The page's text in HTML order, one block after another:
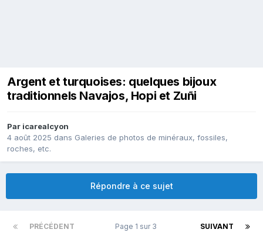
Argent et turquoises: quelques bijoux
traditionnels Navajos, Hopi et Zuñi
Par icarealcyon
4 août 2025 dans Galeries de photos de minéraux, fossiles,
roches, etc.
Répondre à ce sujet
PRÉCÉDENT SUIVANT
Page 1 sur 3